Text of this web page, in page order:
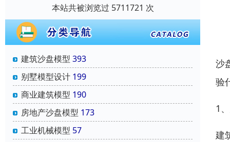
本站共被浏览过 5711721 次
建筑沙盘模型 393
别墅模型设计 199
商业建筑模型 190
房地产沙盘模型 173
工业机械模型 57
沙
验
1
建